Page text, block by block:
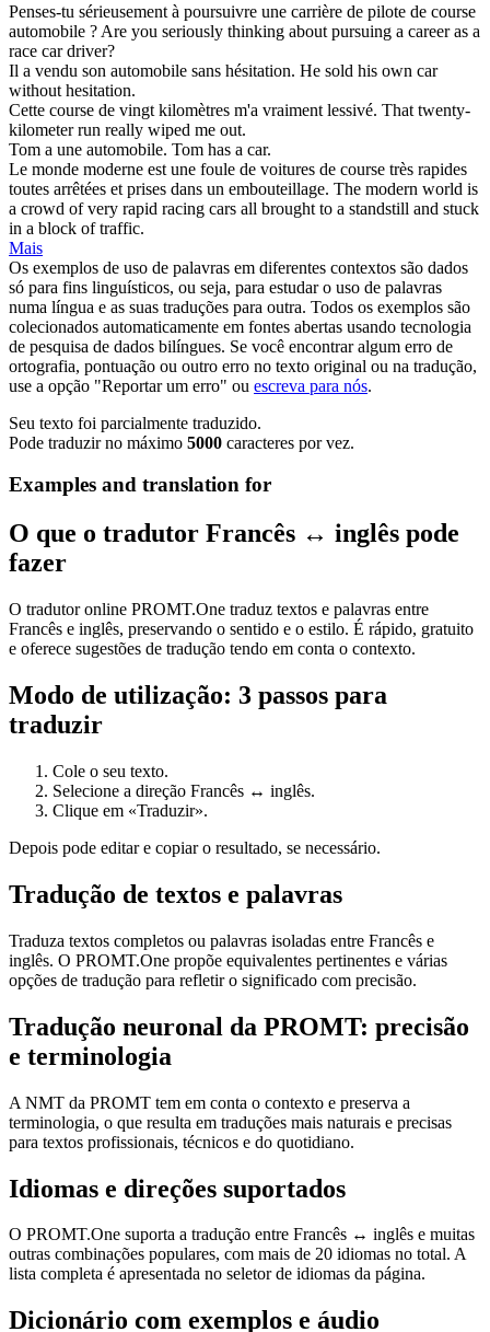
Penses-tu sérieusement à poursuivre une carrière de pilote de course
automobile ? Are you seriously thinking about pursuing a career as a
race car driver?
Il a vendu son automobile sans hésitation. He sold his own car
without hesitation.
Cette course de vingt kilomètres m'a vraiment lessivé. That twenty-
kilometerrun really wiped me out.
Tom a une automobile. Tom has a car.
Le monde moderne est une foule de voitures de course très rapides
toutes arrêtées et prises dans un embouteillage. The modern world is
a crowd of very rapid racing cars all brought to a standstill and stuck
in a block of traffic.
Mais
Os exemplos de uso de palavras em diferentes contextos são dados
só para fins linguísticos, ou seja, para estudar o uso de palavras
numa língua e as suas traduções para outra. Todos os exemplos são
colecionados automaticamente em fontes abertas usando tecnologia
de pesquisa de dados bilíngues. Se você encontrar algum erro de
ortografia, pontuação ou outro erro no texto original ou na tradução,
use a opção "Reportar um erro" ou escreva para nós.
Seu texto foi parcialmente traduzido.
Pode traduzir no máximo 5000 caracteres por vez.
Examples and translation for
O que o tradutor Francês ↔ inglês pode
fazer
O tradutor online PROMT.One traduz textos e palavras entre
Francês e inglês, preservando o sentido e o estilo. É rápido, gratuito
e oferece sugestões de tradução tendo em conta o contexto.
Modo de utilização: 3 passos para
traduzir
Cole o seu texto.
Selecione a direção Francês ↔ inglês.
Clique em «Traduzir».
Depois pode editar e copiar o resultado, se necessário.
Tradução de textos e palavras
Traduza textos completos ou palavras isoladas entre Francês e
inglês. O PROMT.One propõe equivalentes pertinentes e várias
opções de tradução para refletir o significado com precisão.
Tradução neuronal da PROMT: precisão
e terminologia
A NMT da PROMT tem em conta o contexto e preserva a
terminologia, o que resulta em traduções mais naturais e precisas
para textos profissionais, técnicos e do quotidiano.
Idiomas e direções suportados
O PROMT.One suporta a tradução entre Francês ↔ inglês e muitas
outras combinações populares, com mais de 20 idiomas no total. A
lista completa é apresentada no seletor de idiomas da página.
Dicionário com exemplos e áudio